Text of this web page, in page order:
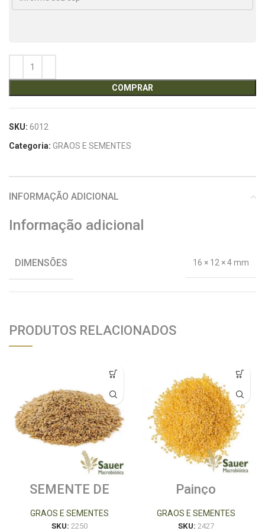
COMPRAR
SKU: 6012
Categoria: GRAOS E SEMENTES
INFORMAÇÃO ADICIONAL
Informação adicional
DIMENSÕES 16 × 12 × 4 mm
PRODUTOS RELACIONADOS
SEMENTE DE
DOURADA 250G
GRAOS E SEMENTES
SKU: 2250
Painço
Descascado 350g
GRAOS E SEMENTES
SKU: 2427